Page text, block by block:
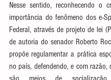
Nesse sentido, reconhecendo o
importância do fenômeno dos e-
Federal, através de projeto de lei
de autoria do senador Roberto
propõe regulamentar a prática
no país, defendendo, e com razão,